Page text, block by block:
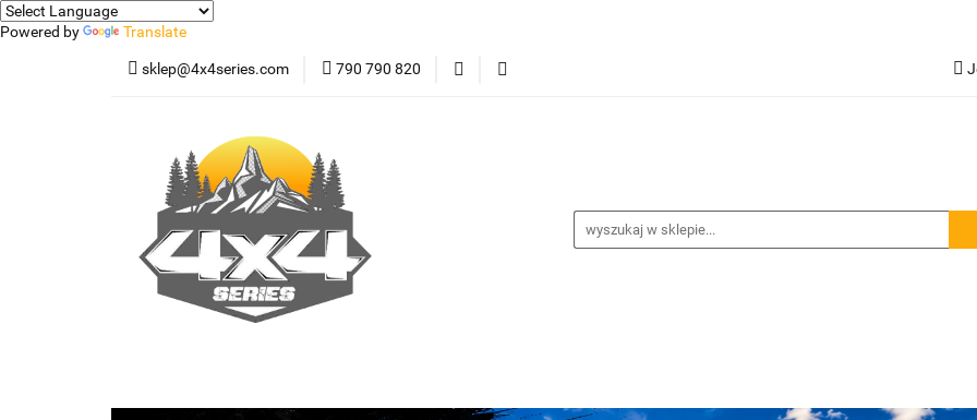
Powered by Translate
sklep@4x4series.com 790 790 820
Osłony - Owiewki - Spojlery